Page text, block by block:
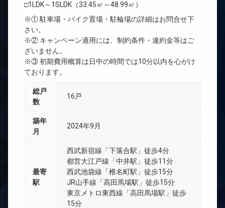
□1LDK～1SLDK（33.45㎡～48.99㎡）
※① 駐車場・バイク置場・駐輪場の詳細はお問合せ下
さい。
※② キャンペーン適用には、制約条件・違約金等はご
ざいません。
※③ 初期費用概算は日中の時間では10分以内を心がけ
ております。
総戸
数
16戸
築年
月
2024年9月
最寄
駅
西武新宿線「下落合駅」徒歩4分
都営大江戸線「中井駅」徒歩11分
西武池袋線「椎名町駅」徒歩15分
JR山手線「高田馬場駅」徒歩15分
東京メトロ東西線「高田馬場駅」徒歩
15分